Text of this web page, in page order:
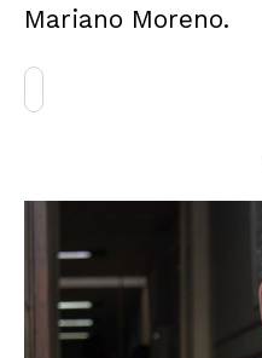
Mariano Moreno.